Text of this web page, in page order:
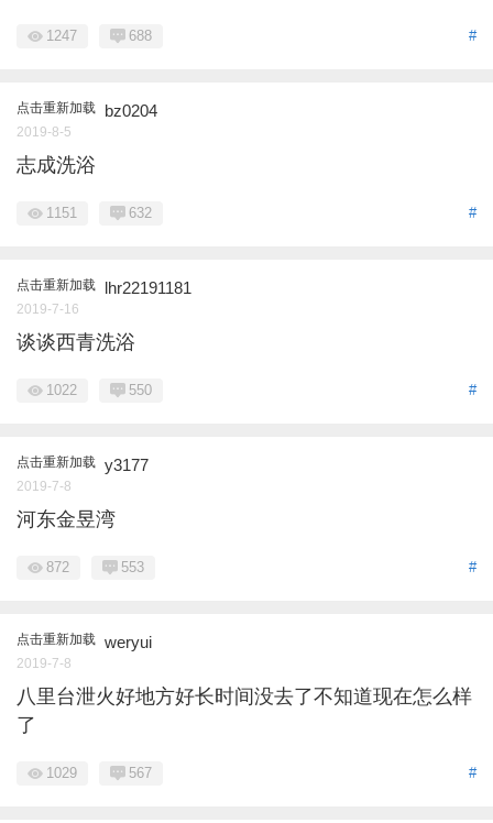
#
1247 688
点击重新加载 bz0204
2019-8-5
志成洗浴
#
1151 632
点击重新加载 lhr22191181
2019-7-16
谈谈西青洗浴
#
1022 550
点击重新加载 y3177
2019-7-8
河东金昱湾
#
872 553
点击重新加载 weryui
2019-7-8
八里台泄火好地方好长时间没去了不知道现在怎么样
了
#
1029 567